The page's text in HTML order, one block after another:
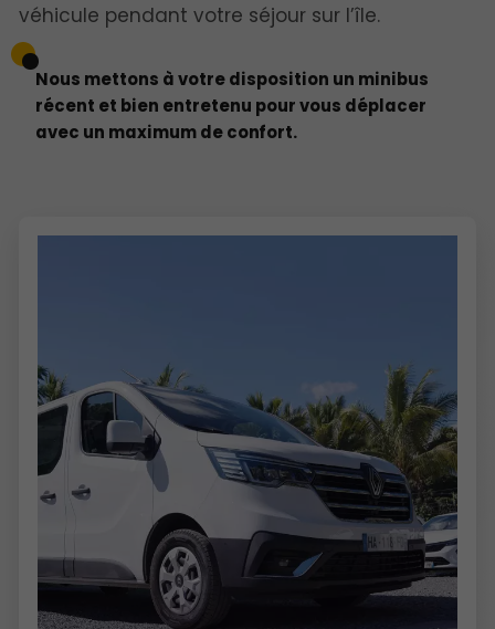
véhicule pendant votre séjour sur l’île.
Nous mettons à votre disposition un minibus
récent et bien entretenu pour vous déplacer
avec un maximum de confort.